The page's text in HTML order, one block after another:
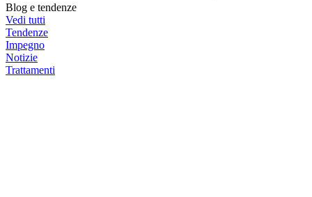
Blog e tendenze
Vedi tutti
Tendenze
Impegno
Notizie
Trattamenti